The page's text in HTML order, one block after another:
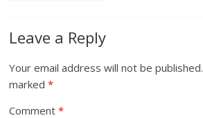
Leave a Reply
Your email address will not be published.
marked*
Comment*